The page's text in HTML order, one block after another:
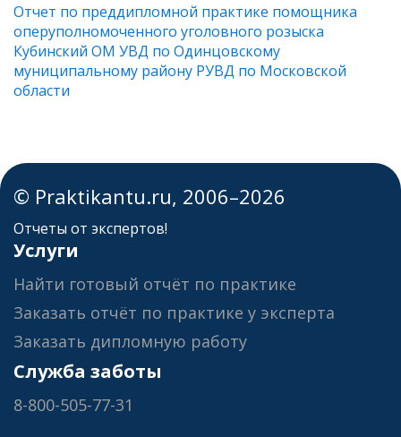
Отчет по преддипломной практике помощника
оперуполномоченного уголовного розыска
Кубинский ОМ УВД по Одинцовскому
муниципальному району РУВД по Московской
области
© Praktikantu.ru, 2006–2026
Отчеты от экспертов!
Услуги
Найти готовый отчёт по практике
Заказать отчёт по практике у эксперта
Заказать дипломную работу
Служба заботы
8-800-505-77-31